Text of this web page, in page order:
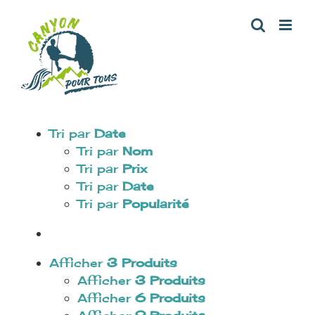
contenu
Tri par Date
Tri par Nom
Tri par Prix
Tri par Date
Tri par Popularité
Afficher 3 Produits
Afficher 3 Produits
Afficher 6 Produits